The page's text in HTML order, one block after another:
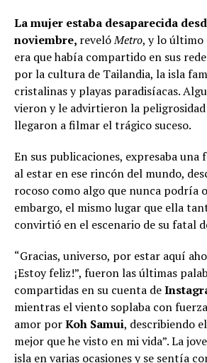
La mujer estaba desaparecida
noviembre, revelóMetro, y lo último
era que había compartido en sus
por la cultura de Tailandia, la isla
cristalinas y playas paradisíacas.
vieron y le advirtieron la
llegaron a filmar el trágico suceso.
En sus publicaciones, expresaba una
al estar en ese rincón del mundo,
rocoso como algo que nunca podría
embargo, el mismo lugar que ella
convirtió en el escenario de su fatal
“Gracias, universo, por estar aquí
¡Estoy feliz!”, fueron las últimas
compartidas en su cuenta de
mientras el viento soplaba con
amor porKoh Samui, describiendo
mejor que he visto en mi vida”. La
isla en varias ocasiones y se sentía